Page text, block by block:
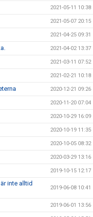
2021-05-11 10:38
2021-05-07 20:15
2021-04-25 09:31
2021-04-02 13:37
2021-03-11 07:52
2021-02-21 10:18
2020-12-21 09:26
2020-11-20 07:04
2020-10-29 16:09
2020-10-19 11:35
2020-10-05 08:32
2020-03-29 13:16
2019-10-15 12:17
inte alltid
2019-06-08 10:41
2019-06-01 13:56